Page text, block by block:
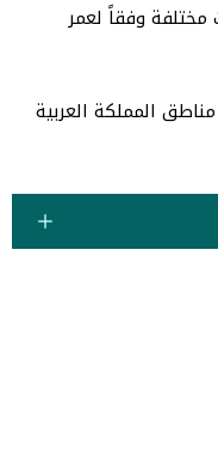
مختلفة وفقاً لعمر
لجميع مناطق المملكة العربية